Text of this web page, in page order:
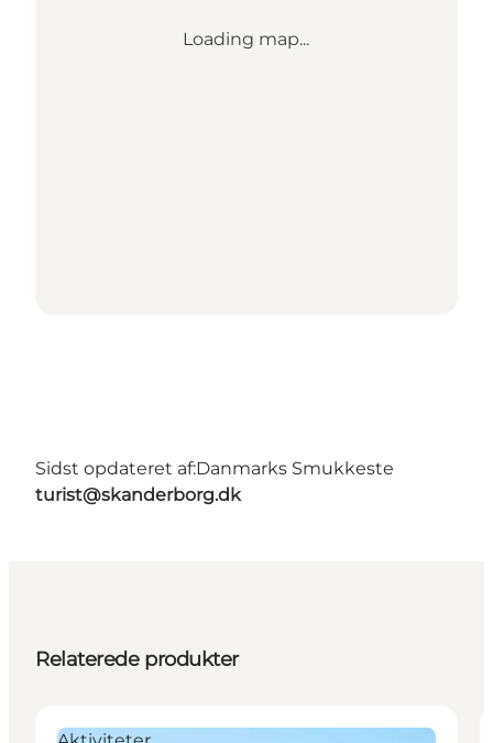
Loading map...
Sidst opdateret af:Danmarks Smukkeste
turist@skanderborg.dk
Relaterede produkter